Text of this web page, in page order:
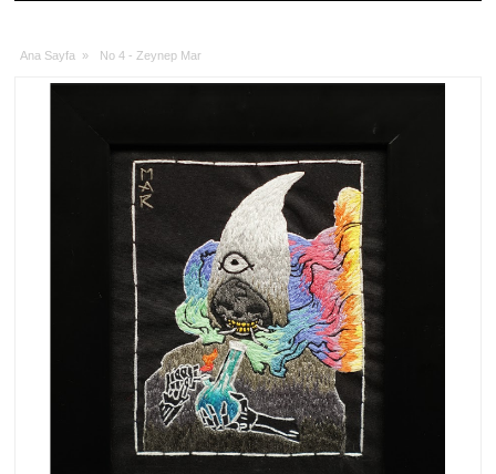
Ana Sayfa » No 4 - Zeynep Mar